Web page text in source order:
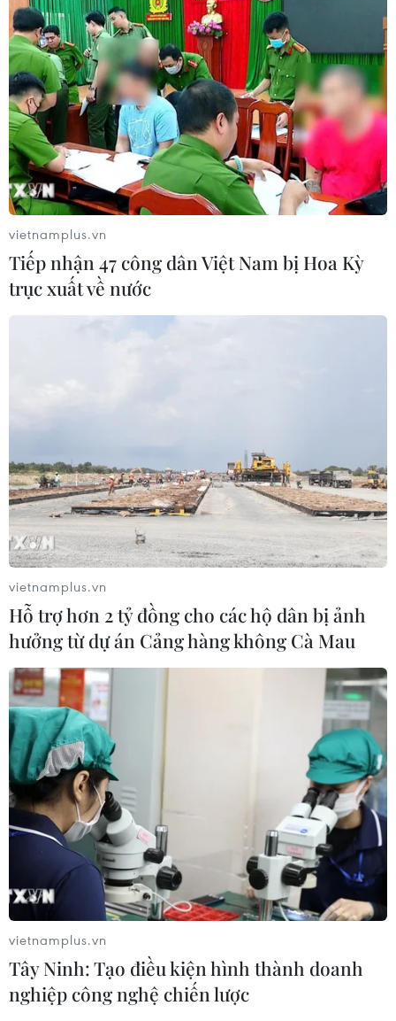
TIN CÙNG CHUYÊN MỤC
Chủ tịch Liên đoàn Bóng đá thế giới
chịu sức ép chưa từng có
06/08/2026 04:12
Futsal Việt Nam bất bại sau trận hòa
khó tin trước chủ nhà Thái Lan
06/08/2026 02:38
vietnamplus.vn
Tiếp nhận 47 công dân Việt Nam bị Hoa Kỳ
trục xuất về nước
vietnamplus.vn
Hỗ trợ hơn 2 tỷ đồng cho các hộ dân bị ảnh
hưởng từ dự án Cảng hàng không Cà Mau
vietnamplus.vn
Tây Ninh: Tạo điều kiện hình thành doanh
nghiệp công nghệ chiến lược